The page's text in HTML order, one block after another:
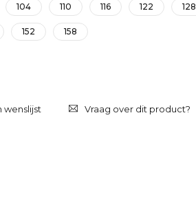
104 110 116 122 128
152 158
Vraag over dit product?